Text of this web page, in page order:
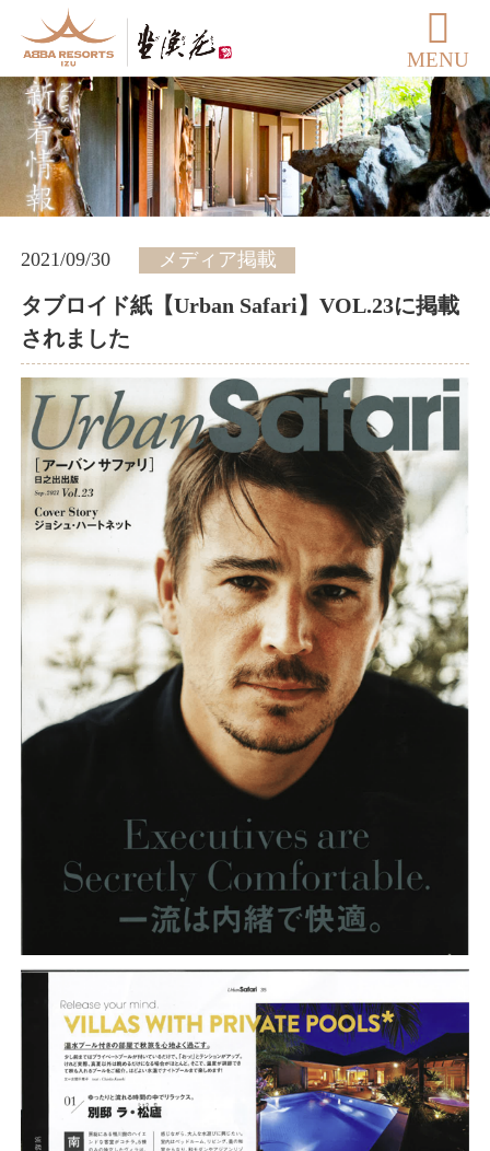
MENU
2021/09/30 メディア掲載
タブロイド紙【Urban Safari】VOL.23に掲載
されました